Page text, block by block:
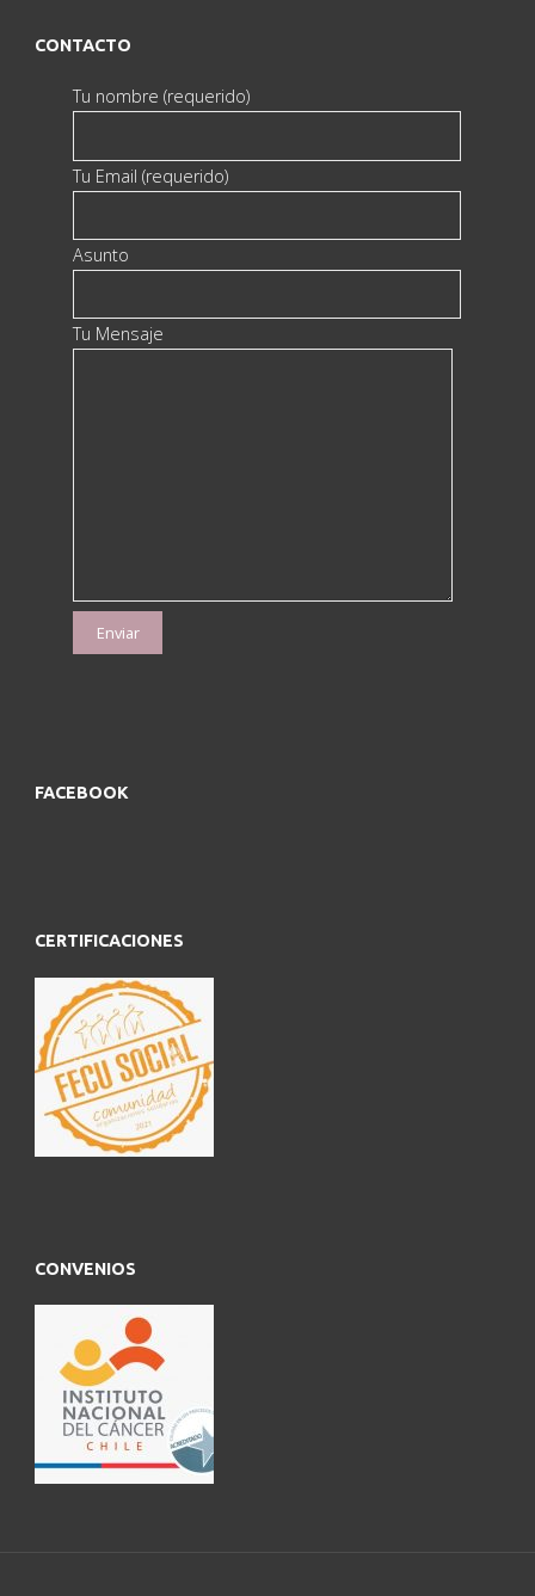
CONTACTO
Tu nombre (requerido)
Tu Email (requerido)
Asunto
Tu Mensaje
FACEBOOK
CERTIFICACIONES
CONVENIOS